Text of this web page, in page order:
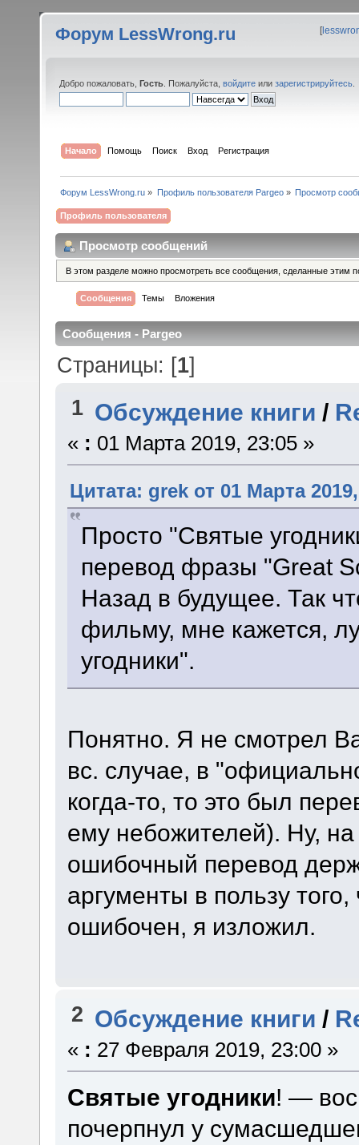
Форум LessWrong.ru [
Добро пожаловать, Гость . Пожалуйста, войдите или зарегистрируйтесь
Начало Помощь Поиск Вход Регистрация
Форум LessWrong.ru » Профиль пользователя Pargeo» Просмотр
Профиль пользователя
Просмотр сообщений
В этом разделе можно просмотреть все сообщения, сделанные этим
Сообщения Темы Вложения
Сообщения - Pargeo
Страницы: [1]
1 Обсуждение книги /
« : 01 Марта 2019, 23:05 »
Цитата: grek от 01 Марта
Просто "Святые
перевод фразы "Great
Назад в будущее. Так
фильму, мне кажется,
угодники".
Понятно. Я не смотрел
вс. случае, в
когда-то, то это был
ему небожителей). Ну, на
ошибочный перевод
аргументы в пользу
ошибочен, я изложил.
2 Обсуждение книги /
« : 27 Февраля 2019, 23:00 »
Святые угодники! —
почерпнул у